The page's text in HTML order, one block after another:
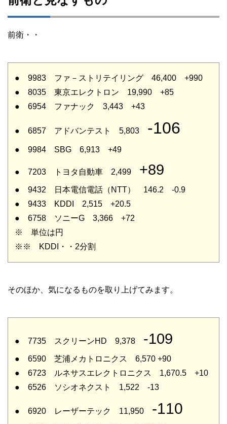
前衛・・
● 9983 ファ－ストリテイリング 46,400 +990
● 8035 東京エレクトロン 19,990 +85
● 6954 ファナック 3,443 +43
● 6857 アドバンテスト 5,803 -106
● 9984 SBG 6,913 +49
● 7203 トヨタ自動車 2,499 +89
● 9432 日本電信電話（NTT） 146.2 -0.9
● 9433 KDDI 2,515 +20.5
● 6758 ソニーG 3,366 +72
※ 単位は円
※※ KDDI・・2分割
そのほか、気になるものを取り上げてみます。
● 7735 スクリーンHD 9,378 -109
● 6590 芝浦メカトロニクス 6,570 +90
● 6723 ルネサスエレクトロニクス 1,670.5 +10
● 6526 ソシオネクスト 1,522 -13
● 6920 レーザーテック 11,950 -110